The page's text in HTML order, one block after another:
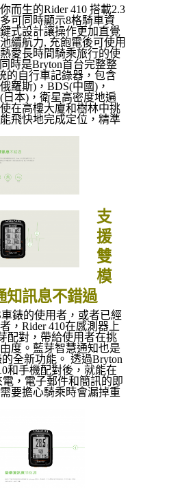
而生的Rider 410 搭載2.3
可同時顯示8格騎車資
式設計讓操作更加直覺
續航力, 充飽電後可使用
愛長時間騎乘旅行的使
時是Bryton首台完整整
的自行車記錄器，包含
羅斯)，BDS(中國)，
日本)，衛星高密度地遍
在高樓大廈和樹林中挑
飛快地完成定位，精準
支
援
雙
模
知訊息不錯過
錶的使用者，或者已經
，Rider 410在感測器上
配對，帶給使用者在挑
度。藍芽智慧通知也是
全新功能。 透過Bryton
和手機配對後，就能在
，電子郵件和簡訊的即
要擔心騎乘時會漏掉重